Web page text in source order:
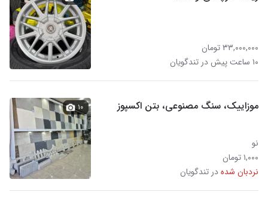
۳۳,۰۰۰,۰۰۰ تومان
۱۰ ساعت پیش در تندگویان
موزاییک، سنگ مصنوعی، بتن اکسپوز
نو
۱,۰۰۰ تومان
نردبان شدهدر تندگویان
۱۰